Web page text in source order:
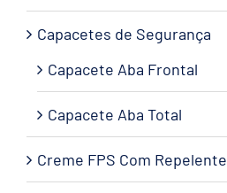
Capacetes de Segurança
Capacete Aba Frontal
Capacete Aba Total
Creme FPS Com Repelente